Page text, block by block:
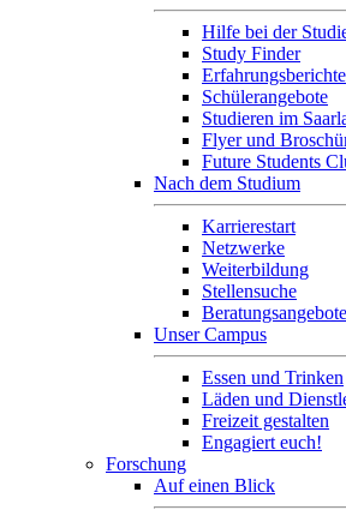
Hilfe bei der
Study Finder
Erfahrungsberichte
Schülerangebote
Studieren im
Flyer und
Future Students
Nach dem Studium
Karrierestart
Netzwerke
Weiterbildung
Stellensuche
Beratungsangebote
Unser Campus
Essen und Trinken
Läden und
Freizeit gestalten
Engagiert euch!
Forschung
Auf einen Blick